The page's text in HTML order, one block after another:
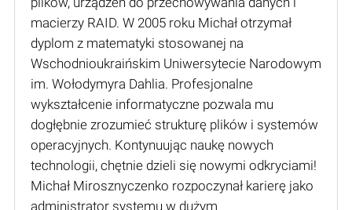
macierzy RAID. W 2005 roku Michał otrzymał
dyplom z matematyki stosowanej na
Wschodnioukraińskim Uniwersytecie Narodowym
im. Wołodymyra Dahlia. Profesjonalne
wykształcenie informatyczne pozwala mu
dogłębnie zrozumieć strukturę plików i systemów
operacyjnych. Kontynuując naukę nowych
technologii, chętnie dzieli się nowymi odkryciami!
Michał Mirosznyczenko rozpoczynał karierę jako
administrator systemu w dużym